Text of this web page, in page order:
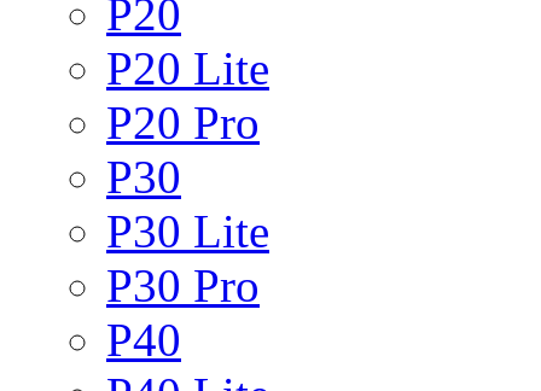
P20
P20 Lite
P20 Pro
P30
P30 Lite
P30 Pro
P40